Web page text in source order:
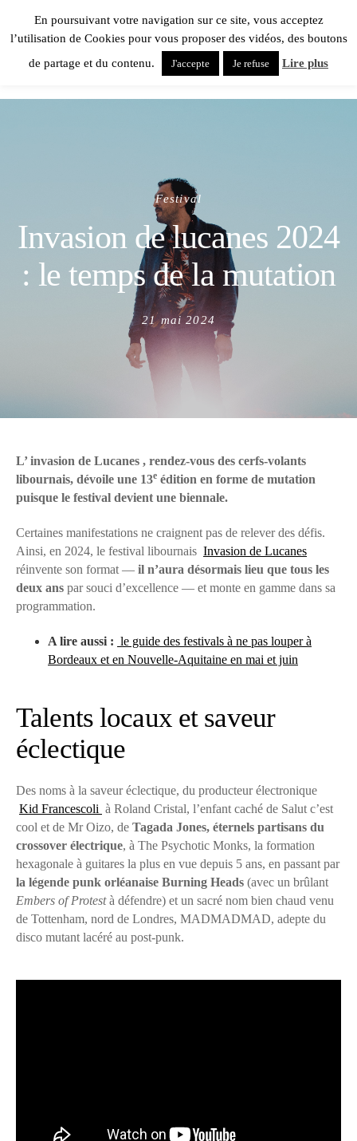
Festival
Invasion de lucanes 2024
: le temps de la mutation
Posted
on
21 mai 2024
L’ invasion de Lucanes , rendez-vous des cerfs-volants
libournais, dévoile une 13e édition en forme de mutation
puisque le festival devient une biennale.
Certaines manifestations ne craignent pas de relever des défis.
Ainsi, en 2024, le festival libournais Invasion de Lucanes
réinvente son format — il n’aura désormais lieu que tous les
deux ans par souci d’excellence — et monte en gamme dans sa
programmation.
A lire aussi : le guide des festivals à ne pas louper à
Bordeaux et en Nouvelle-Aquitaine en mai et juin
Talents locaux et saveur
éclectique
Des noms à la saveur éclectique, du producteur électronique
Kid Francescoli à Roland Cristal, l’enfant caché de Salut c’est
cool et de Mr Oizo, de Tagada Jones, éternels partisans du
crossover électrique, à The Psychotic Monks, la formation
hexagonale à guitares la plus en vue depuis 5 ans, en passant par
la légende punk orléanaise Burning Heads (avec un brûlant
Embers of Protestà défendre) et un sacré nom bien chaud venu
de Tottenham, nord de Londres, MADMADMAD, adepte du
disco mutant lacéré au post-punk.
En poursuivant votre navigation sur ce site, vous acceptez
l’utilisation de Cookies pour vous proposer des vidéos, des boutons
de partage et du contenu.
J'accepte Je refuse Lire plus